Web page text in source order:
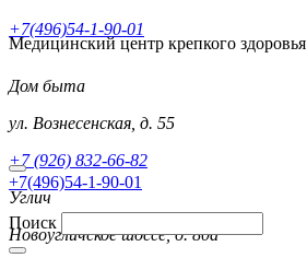
+7(496)54-1-90-01
Медицинский центр крепкого здоровья
Дом быта
ул. Вознесенская, д. 55
+7 (926) 832-66-82
Углич
Новоугличское шоссе, д. 80а
+7(496)54-1-90-01
Поиск